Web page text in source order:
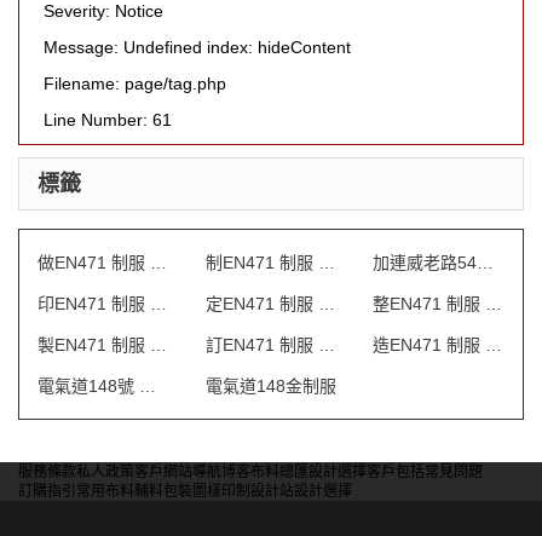
Severity: Notice
Message: Undefined index: hideContent
Filename: page/tag.php
Line Number: 61
標籤
電氣道148金制服
服務條款私人政策客戶 網站導航博客布料總匯設計選擇客戶包括常見問題
訂購指引 常用布料輔料包裝 圖樣印制 設計站設計選擇